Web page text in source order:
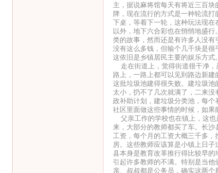
主，据说麻将馆每天有将近三百
牌，现在流行的方式是一种轮流
下桌，等着下一轮，这种玩法现
以外，地下六合彩也在悄悄地盛
类的故事，然而还是有许多人没
没有这么多钱，但输个几千块是
这依旧是乡镇居民主要的娱乐方式
走在街道上，觉得街道很干净，
路上，一路上都可以见到路边新
这批垃圾池建得很失败。建垃圾
太小，扔不了几次就满了，二来
政补助计划，建垃圾分类池，每
社区里面做这些事情的时候，如
父亲工作的学校也在镇上，这也
来，大部分的教师都买了车。长
工资，每个月的工资大概三千多
房。这些教师应该算是小镇上日
县本身是教育改革推行得比较早
引起许多教师的不满。特别是当
亲、叔叔都是公务员，确实这两